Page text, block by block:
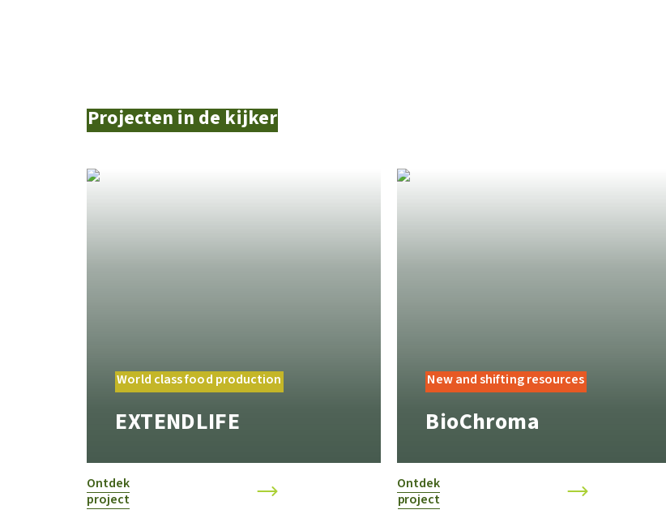
Projecten in de kijker
World class food production
EXTENDLIFE
Ontdek
project
New and shifting resources
BioChroma
Ontdek
project